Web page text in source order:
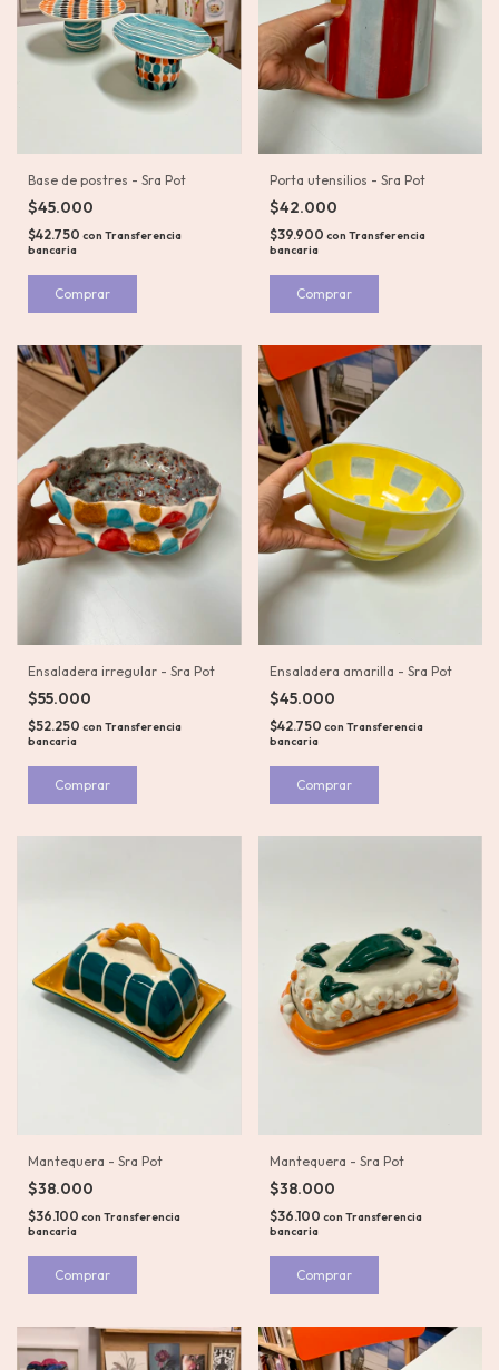
Base de postres - Sra Pot
$45.000
$42.750 con Transferencia
bancaria
Comprar
Porta utensilios - Sra Pot
$42.000
$39.900 con Transferencia
bancaria
Ensaladera irregular - Sra Pot
$55.000
$52.250 con Transferencia
bancaria
Ensaladera amarilla - Sra Pot
$45.000
$42.750 con Transferencia
bancaria
Mantequera - Sra Pot
$38.000
$36.100 con Transferencia
bancaria
Mantequera - Sra Pot
$38.000
$36.100 con Transferencia
bancaria